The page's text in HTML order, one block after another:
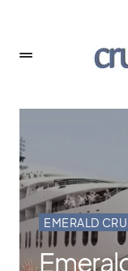
EMERALD